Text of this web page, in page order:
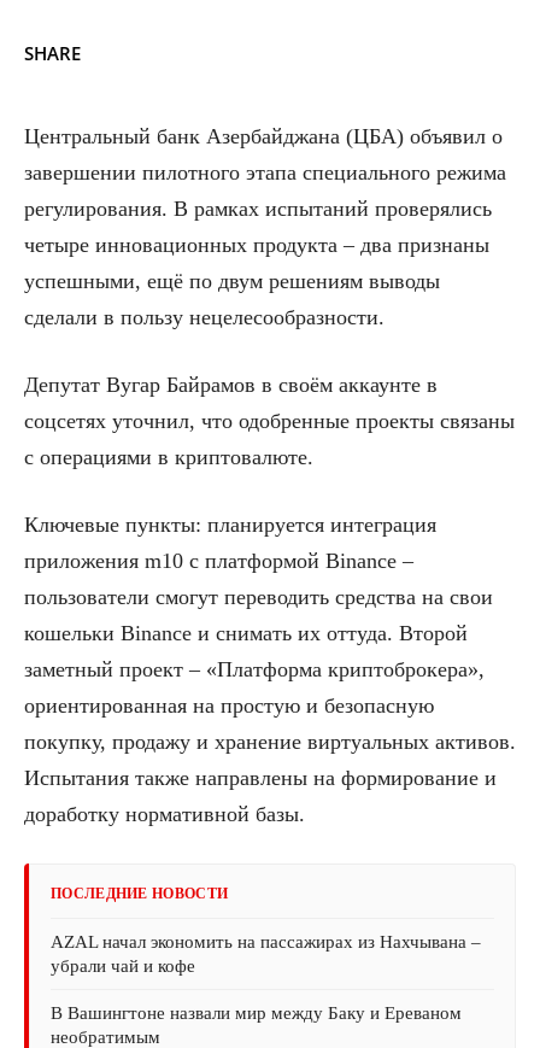
SHARE
Центральный банк Азербайджана (ЦБА) объявил о
завершении пилотного этапа специального режима
регулирования. В рамках испытаний проверялись
четыре инновационных продукта – два признаны
успешными, ещё по двум решениям выводы
сделали в пользу нецелесообразности.
Депутат Вугар Байрамов в своём аккаунте в
соцсетях уточнил, что одобренные проекты связаны
с операциями в криптовалюте.
Ключевые пункты: планируется интеграция
приложения m10 с платформой Binance –
пользователи смогут переводить средства на свои
кошельки Binance и снимать их оттуда. Второй
заметный проект – «Платформа криптоброкера»,
ориентированная на простую и безопасную
покупку, продажу и хранение виртуальных активов.
Испытания также направлены на формирование и
доработку нормативной базы.
ПОСЛЕДНИЕ НОВОСТИ
AZAL начал экономить на пассажирах из Нахчывана –
убрали чай и кофе
В Вашингтоне назвали мир между Баку и Ереваном
необратимым